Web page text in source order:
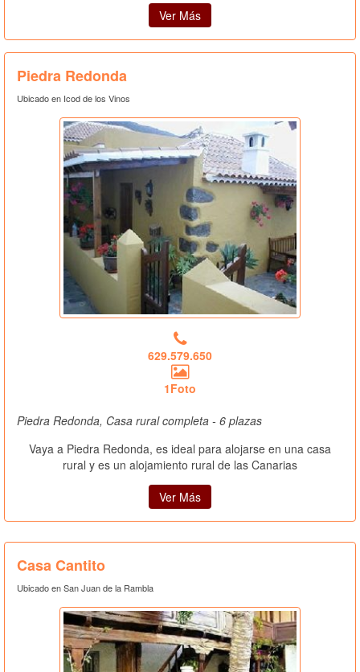
Ver Más
Piedra Redonda
Ubicado en Icod de los Vinos
629.579.650
1Foto
Piedra Redonda, Casa rural completa - 6 plazas
Vaya a Piedra Redonda, es ideal para alojarse en una casa
rural y es un alojamiento rural de las Canarias
Ver Más
Casa Cantito
Ubicado en San Juan de la Rambla